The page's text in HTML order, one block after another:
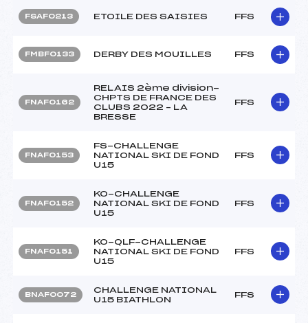
FSAF0213 ETOILE DES SAISIES FFS
FMBF0133 DERBY DES MOUILLES FFS
FNAF0162
RELAIS 2ème division-
CHPTS DE FRANCE DES
CLUBS 2022 – LA
BRESSE
FFS
FNAF0153
FS-CHALLENGE
NATIONAL SKI DE FOND
U15
FFS
FNAF0152
KO-CHALLENGE
NATIONAL SKI DE FOND
U15
FFS
FNAF0151
KO-QLF-CHALLENGE
NATIONAL SKI DE FOND
U15
FFS
BNAF0072
CHALLENGE NATIONAL
U15 BIATHLON
FFS